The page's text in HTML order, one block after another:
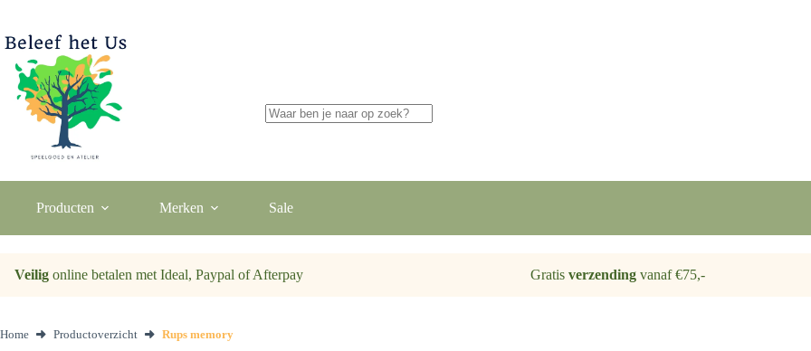
de
inhoud
Producten Merken Sale
Veilig online betalen met Ideal, Paypal of Afterpay Gratis verzendingvanaf €75,-
Home Productoverzicht Rups memory